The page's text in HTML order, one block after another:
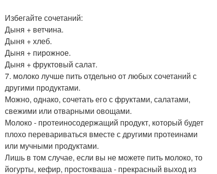
Избегайте сочетаний:
Дыня + ветчина.
Дыня + хлеб.
Дыня + пирожное.
Дыня + фруктовый салат.
7. молоко лучше пить отдельно от любых сочетаний с
другими продуктами.
Можно, однако, сочетать его с фруктами, салатами,
свежими или отварными овощами.
Молоко - протеиносодержащий продукт, который будет
плохо перевариваться вместе с другими протеинами
или мучными продуктами.
Лишь в том случае, если вы не можете пить молоко, то
йогурты, кефир, простокваша - прекрасный выход из